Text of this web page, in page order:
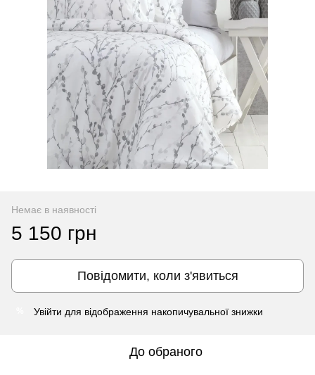
Немає в наявності
5 150 грн
Повідомити, коли з'явиться
Увійти для відображення накопичувальної знижки
До обраного